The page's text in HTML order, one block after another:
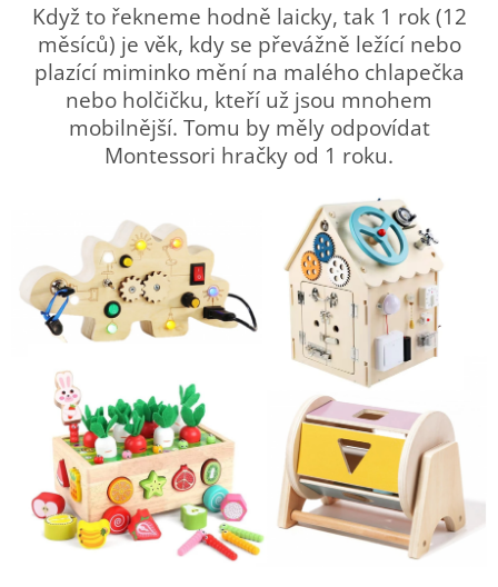
Když to řekneme hodně laicky, tak 1 rok (12
měsíců) je věk, kdy se převážně ležící nebo
plazící miminko mění na malého chlapečka
nebo holčičku, kteří už jsou mnohem
mobilnější. Tomu by měly odpovídat
Montessori hračky od 1 roku.